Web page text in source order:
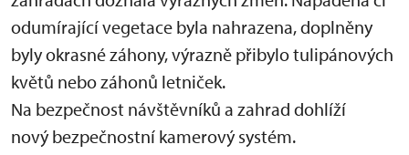
odumírající vegetace byla nahrazena, doplněny
byly okrasné záhony, výrazně přibylo tulipánových
květů nebo záhonů letniček.
Na bezpečnost návštěvníků a zahrad dohlíží
nový bezpečnostní kamerový systém.